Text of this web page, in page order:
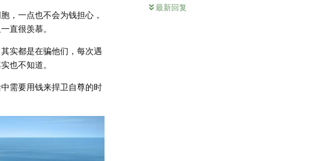
最新回复
，一点也不会为钱担心，
直很羡慕。
实都是在骗他们，每次遇
也不知道。
需要用钱来捍卫自尊的时